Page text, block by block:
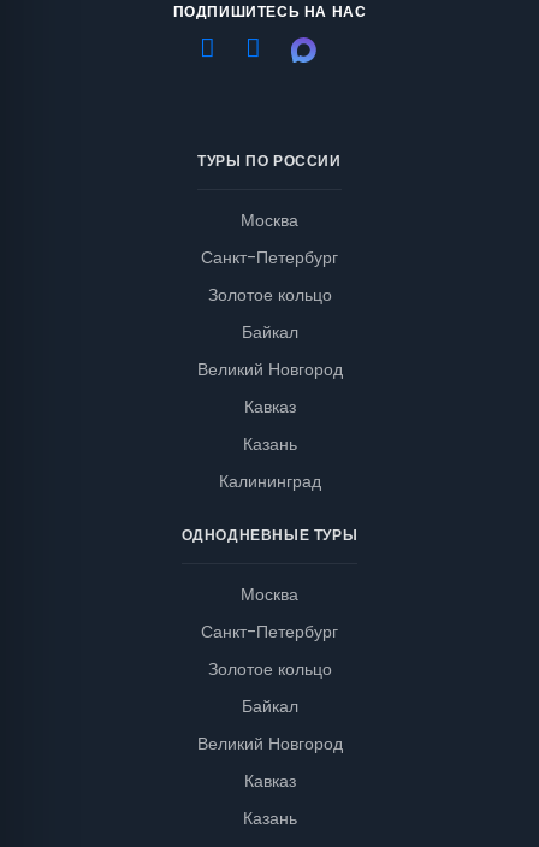
ПОДПИШИТЕСЬ НА НАС
ТУРЫ ПО РОССИИ
Москва
Санкт-Петербург
Золотое кольцо
Байкал
Великий Новгород
Кавказ
Казань
Калининград
ОДНОДНЕВНЫЕ ТУРЫ
Москва
Санкт-Петербург
Золотое кольцо
Байкал
Великий Новгород
Кавказ
Казань